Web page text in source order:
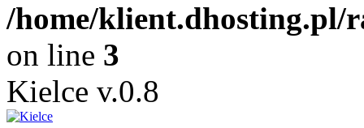
/home/klient.dhosting.pl/
on line 3
Kielce v.0.8